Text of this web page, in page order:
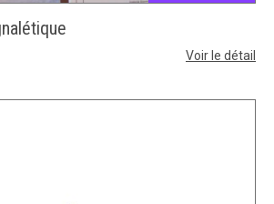
Voir le détail